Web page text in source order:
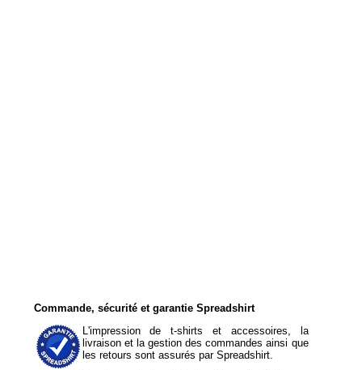
Commande, sécurité et garantie Spreadshirt
L'impression de t-shirts et accessoires, la
livraison et la gestion des commandes ainsi que
les retours sont assurés par Spreadshirt.